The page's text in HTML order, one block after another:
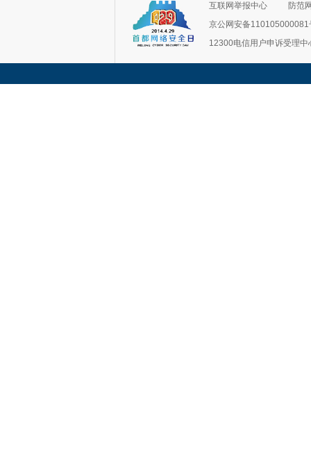
互联网举报中心
防范
京公网安备110105000081
12300电信用户申诉受理中